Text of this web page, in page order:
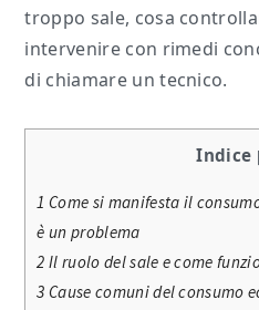
troppo sale, cosa
intervenire con rimedi
di chiamare un tecnico.
Indice
1 Come si manifesta il
è un problema
2 Il ruolo del sale e come
3 Cause comuni del consumo